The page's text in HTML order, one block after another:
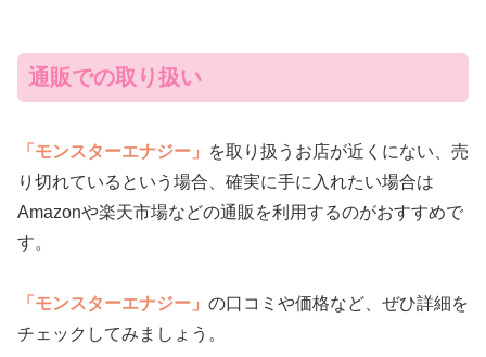
通販での取り扱い
「モンスターエナジー」
を取り扱うお店が近くにない、売
り切れているという場合、確実に手に入れたい場合は
Amazonや楽天市場などの通販を利用するのがおすすめで
す。
「モンスターエナジー」 の口コミや価格など、ぜひ詳細を
チェックしてみましょう。